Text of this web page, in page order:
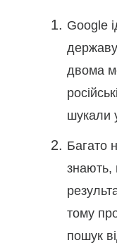
Google
двома
шукали
Багато
знають,
тому
пошук